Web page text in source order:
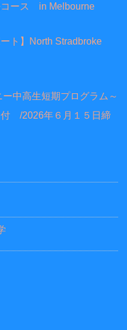
コース in Melbourne
ト】North Stradbroke
中高生短期プログラム～
付 /2026年６月１５日締